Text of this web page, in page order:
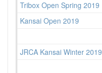
Tribox Open Spring 2019
Kansai Open 2019
JRCA Kansai Winter 2019